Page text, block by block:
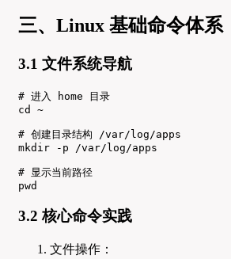
三、Linux 基础命令体系
3.1 文件系统导航
# 进入 home 目录
cd ~
# 创建目录结构 /var/log/apps
mkdir -p /var/log/apps
# 显示当前路径
pwd
3.2 核心命令实践
文件操作：